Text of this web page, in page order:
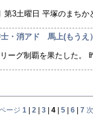
3土曜日 平塚のまちか
・消アド 馬上(もうえ
ーグ制覇を果たした。
ージ 1 2 3 4 5 6 7